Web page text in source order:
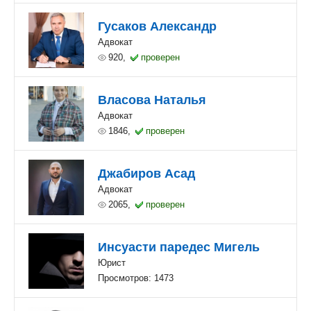
Гусаков Александр
Адвокат
920,
проверен
Власова Наталья
Адвокат
1846,
проверен
Джабиров Асад
Адвокат
2065,
проверен
Инсуасти паредес Мигель
Юрист
Просмотров: 1473